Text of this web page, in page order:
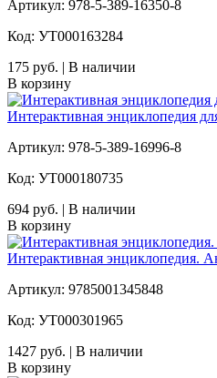
Артикул: 978-5-389-16350-8
Код: УТ000163284
175 руб. | В наличии
В корзину
Интерактивная энциклопедия
Артикул: 978-5-389-16996-8
Код: УТ000180735
694 руб. | В наличии
В корзину
Интерактивная энциклопедия.
Артикул: 9785001345848
Код: УТ000301965
1427 руб. | В наличии
В корзину